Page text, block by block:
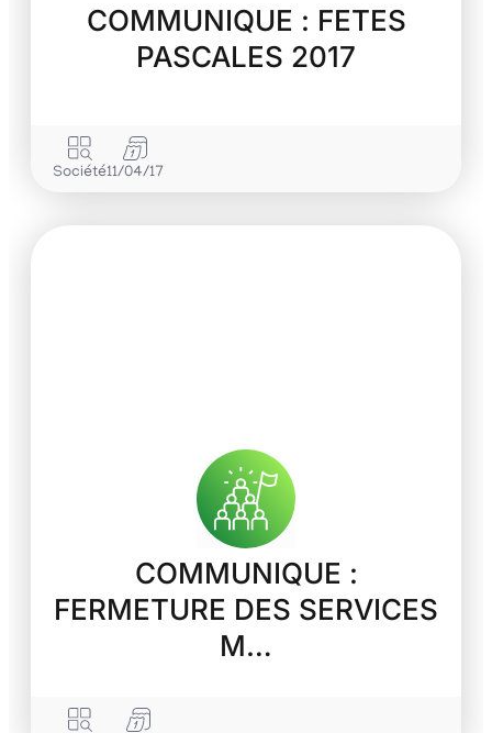
COMMUNIQUE : FETES
PASCALES 2017
Société11/04/17
COMMUNIQUE :
FERMETURE DES SERVICES
M…